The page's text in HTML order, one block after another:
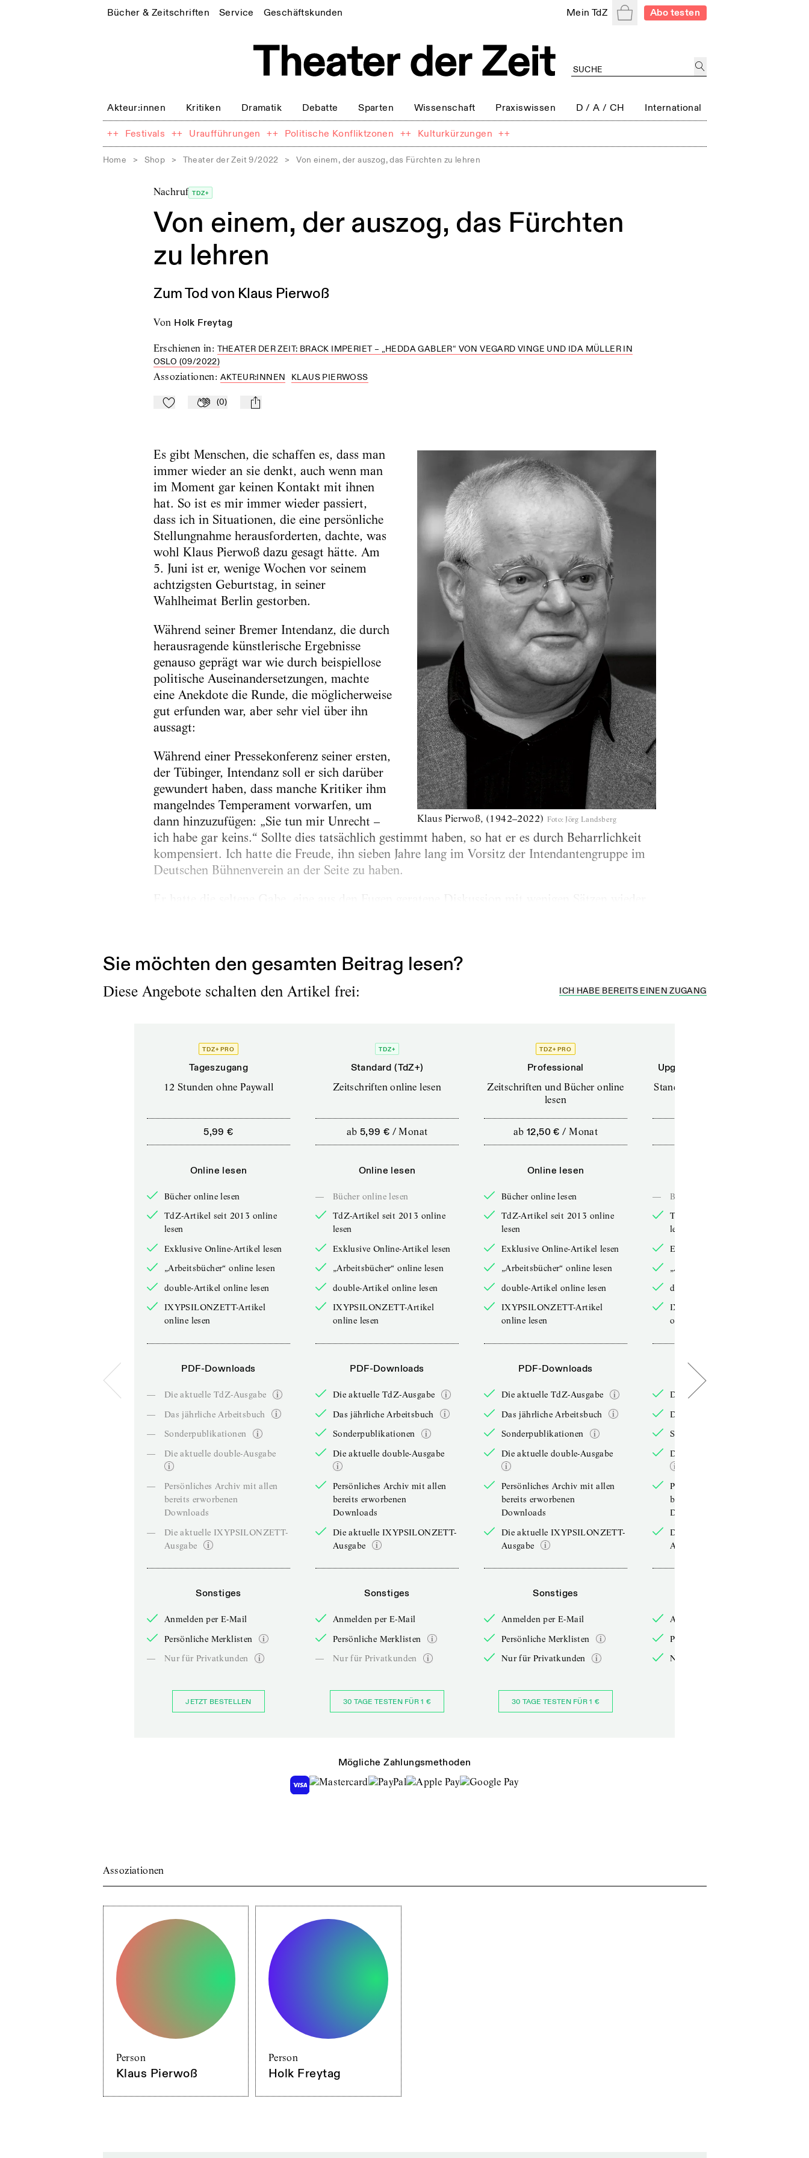
Bücher & Zeitschriften Service Geschäftskunden Mein TdZ WarenkorbAbo testen
Akteur:innen Kritiken Dramatik Debatte Sparten Wissenschaft Praxiswissen D / A / CH International
++ Festivals ++ Uraufführungen ++ Politische Konfliktzonen ++ Kulturkürzungen ++
Home > Shop > Theater der Zeit 9/2022 > Von einem, der auszog, das Fürchten zu lehren
Nachruf TDZ+
Von einem, der auszog, das Fürchten
zu lehren
Zum Tod von Klaus Pierwoß
von Holk Freytag
Erschienen in: THEATER DER ZEIT: BRACK IMPERIET – „HEDDA GABLER“ VON VEGARD VINGE UND IDA MÜLLER IN
OSLO (09/2022)
Assoziationen: AKTEUR:INNEN KLAUS PIERWOSS
Zu Mein-TdZ hinzufügen
Applaudieren
(0) mail
Klaus Pierwoß, (1942–2022) Foto: Jörg Landsberg
Es gibt Menschen, die schaffen es, dass man
immer wieder an sie denkt, auch wenn man
im Moment gar keinen Kontakt mit ihnen
hat. So ist es mir immer wieder passiert,
dass ich in Situationen, die eine persönliche
Stellungnahme herausforderten, dachte, was
wohl Klaus Pierwoß dazu gesagt hätte. Am
5. Juni ist er, wenige Wochen vor seinem
achtzigsten Geburtstag, in seiner
Wahlheimat Berlin gestorben.
Während seiner Bremer Intendanz, die durch
herausragende künstlerische Ergebnisse
genauso geprägt war wie durch beispiellose
politische Auseinandersetzungen, machte
eine Anekdote die Runde, die möglicherweise
gut erfunden war, aber sehr viel über ihn
aussagt:
Während einer Pressekonferenz seiner ersten,
der Tübinger, Intendanz soll er sich darüber
gewundert haben, dass manche Kritiker ihm
mangelndes Temperament vorwarfen, um
dann hinzuzufügen: „Sie tun mir Unrecht –
ich habe gar keins.“ Sollte dies tatsächlich gestimmt haben, so hat er es durch Beharrlichkeit
kompensiert. Ich hatte die Freude, ihn sieben Jahre lang im Vorsitz der Intendantengruppe im
Deutschen Bühnenverein an der Seite zu haben.
Sie möchten den gesamten Beitrag lesen?
Diese Angebote schalten den Artikel frei: ICH HABE BEREITS EINEN ZUGANG
TDZ+ PRO
Tageszugang
12 Stunden ohne Paywall
5,99 €
Online lesen
Bücher online lesen
TdZ-Artikel seit 2013 online
lesen
Exklusive Online-Artikel lesen
„Arbeitsbücher“ online lesen
double-Artikel online lesen
IXYPSILONZETT-Artikel
online lesen
PDF-Downloads
—
Die aktuelle TdZ-Ausgabe
—
Das jährliche Arbeitsbuch
—
Sonderpublikationen
—
Die aktuelle double-Ausgabe
—
Persönliches Archiv mit allen
bereits erworbenen
Downloads
—
Die aktuelle IXYPSILONZETT-
Ausgabe
Sonstiges
Anmelden per E-Mail
Persönliche Merklisten
—
Nur für Privatkunden
JETZT BESTELLEN
TDZ+
Standard (TdZ+)
Zeitschriften online lesen
ab 5,99 € /Monat
Online lesen
—
Bücher online lesen
TdZ-Artikel seit 2013 online
lesen
Exklusive Online-Artikel lesen
„Arbeitsbücher“ online lesen
double-Artikel online lesen
IXYPSILONZETT-Artikel
online lesen
PDF-Downloads
Die aktuelle TdZ-Ausgabe
Das jährliche Arbeitsbuch
Sonderpublikationen
Die aktuelle double-Ausgabe
Persönliches Archiv mit allen
bereits erworbenen
Downloads
Die aktuelle IXYPSILONZETT-
Ausgabe
Sonstiges
Anmelden per E-Mail
Persönliche Merklisten
—
Nur für Privatkunden
30 TAGE TESTEN FÜR 1 €
TDZ+ PRO
Professional
Zeitschriften und Bücher online
lesen
ab 12,50 € /Monat
Online lesen
Bücher online lesen
TdZ-Artikel seit 2013 online
lesen
Exklusive Online-Artikel lesen
„Arbeitsbücher“ online lesen
double-Artikel online lesen
IXYPSILONZETT-Artikel
online lesen
PDF-Downloads
Die aktuelle TdZ-Ausgabe
Das jährliche Arbeitsbuch
Sonderpublikationen
Die aktuelle double-Ausgabe
Persönliches Archiv mit allen
bereits erworbenen
Downloads
Die aktuelle IXYPSILONZETT-
Ausgabe
Sonstiges
Anmelden per E-Mail
Persönliche Merklisten
Nur für Privatkunden
30 TAGE TESTEN FÜR 1 €
Upgrade für Printabonnenten
Standard (TdZ+) – Zeitschriften
—
Bücher online lesen
TdZ-Artikel seit 2013 online
lesen
Exklusive Online-Artikel lesen
„Arbeitsbücher“ online lesen
double-Artikel online lesen
IXYPSILONZETT-Artikel
online lesen
PDF-Downloads
Die aktuelle TdZ-Ausgabe
Das jährliche Arbeitsbuch
Sonderpublikationen
Die aktuelle double-Ausgabe
Persönliches Archiv mit allen
bereits erworbenen
Downloads
Die aktuelle IXYPSILONZETT-
Ausgabe
Anmelden per E-Mail
Persönliche Merklisten
Nur für Privatkunden
Mögliche Zahlungsmethoden
Assoziationen
Person
Klaus Pierwoß
Person
Holk Freytag